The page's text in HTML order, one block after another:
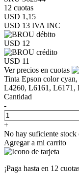
12 cuotas
USD 1,15
USD 13 IVA INC
USD 12
USD 11
Ver precios en cuotas
Tinta Epson color
L4260, L6161, L6171,
Cantidad
-
+
No hay suficiente stock
Agregar a mi carrito
¡Paga hasta en 12